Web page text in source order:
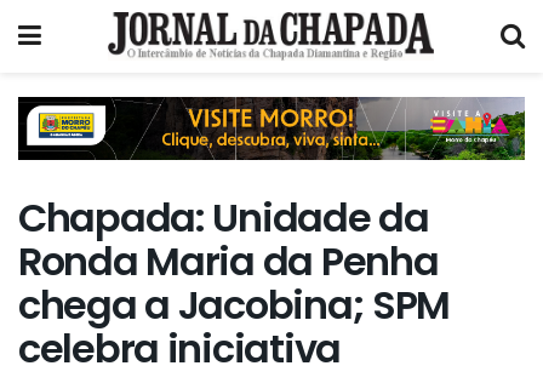
Chapada: Unidade da
Ronda Maria da Penha
chega a Jacobina; SPM
celebra iniciativa